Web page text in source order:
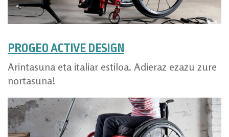
PROGEO ACTIVE DESIGN
Arintasuna eta italiar estiloa. Adieraz ezazu zure
nortasuna!